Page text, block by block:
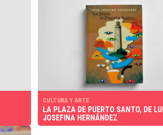
CULTURA Y ARTE
LA PLAZA DE PUERTO SANTO, DE
JOSEFINA HERNÁNDEZ